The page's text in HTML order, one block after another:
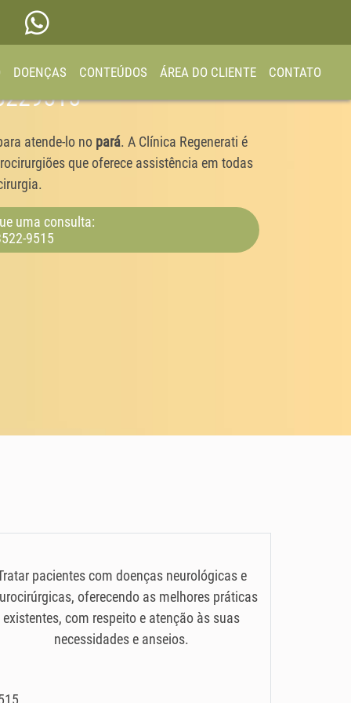
DOENÇAS CONTEÚDOS ÁREA DO CLIENTE CONTATO
atende-lo no pará. A Clínica Regenerati é
que oferece assistência em todas
uma consulta:
9515
pacientes com doenças neurológicas e
oferecendo as melhores práticas
existentes, com respeito e atenção às suas
necessidades e anseios.